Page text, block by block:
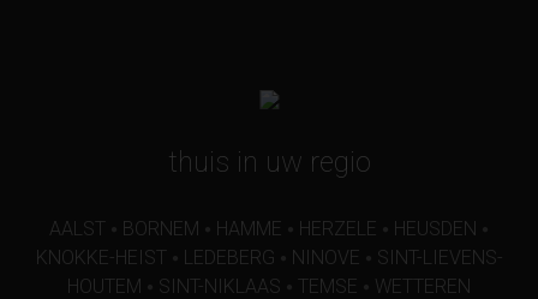
thuis in uw regio
AALST BORNEM HAMME HERZELE HEUSDEN
KNOKKE-HEIST LEDEBERG NINOVE
SINT-LIEVENS-
HOUTEM
SINT-NIKLAAS TEMSE WETTEREN